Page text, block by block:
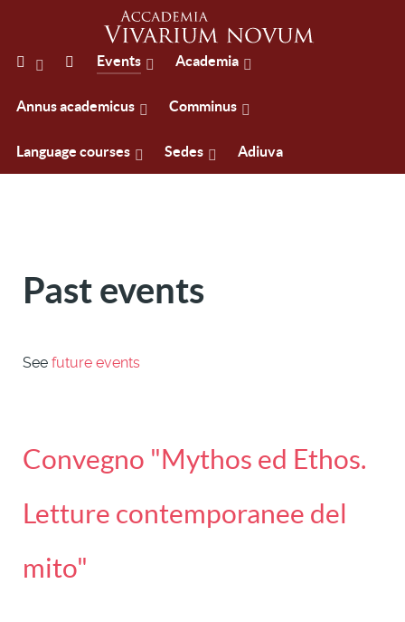
Events Academia
Annus academicus Comminus
Language courses Sedes Adiuva
Past events
See future events
Convegno "Mythos ed Ethos.
Letture contemporanee del
mito"